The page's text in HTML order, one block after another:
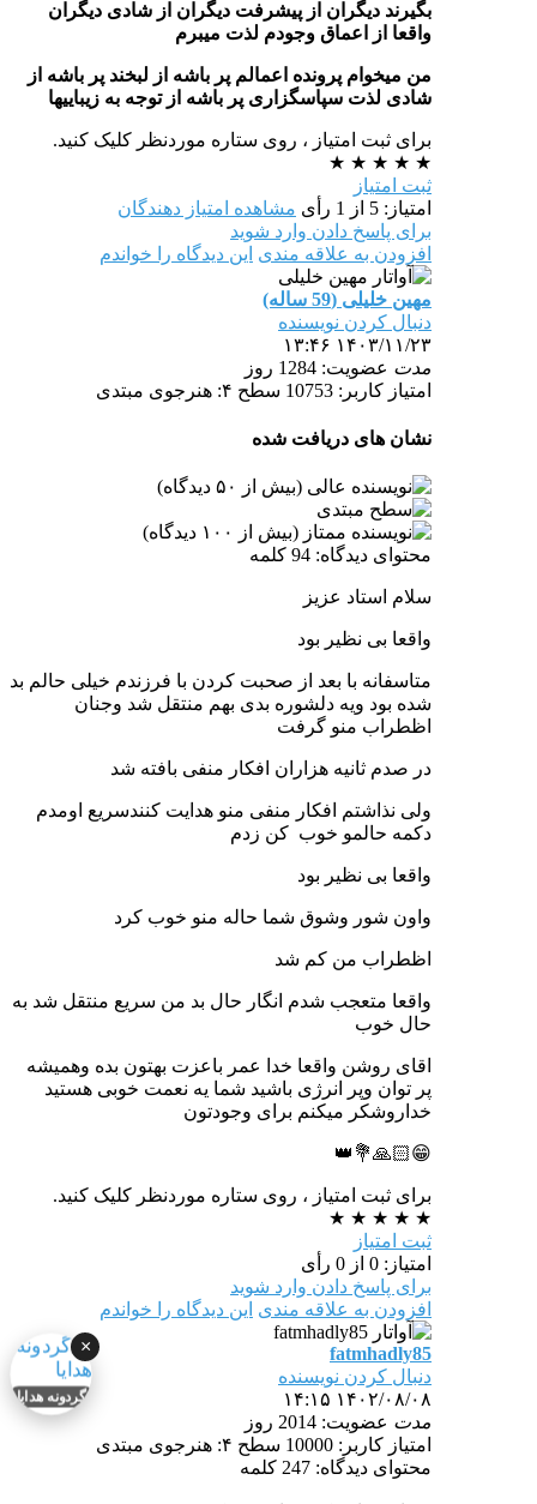
بگیرند دیگران از پیشرفت دیگران از شادی دیگران
واقعا از اعماق وجودم لذت میبرم
من میخوام پرونده اعمالم پر باشه از لبخند پر باشه از
شادی لذت سپاسگزاری پر باشه از توجه به زیباییها
برای ثبت امتیاز ، روی ستاره موردنظر کلیک کنید.
★
★
★
★
★
ثبت امتیاز
امتیاز: 5 از 1 رأی
مشاهده امتیاز دهندگان
برای پاسخ دادن وارد شوید
افزودن به علاقه مندی این دیدگاه را خواندم
مهين خليلى (59 ساله)
دنبال کردن نویسنده
۱۴۰۳/۱۱/۲۳ ۱۳:۴۶
مدت عضویت: 1284 روز
امتیاز کاربر: 10753
سطح ۴: هنرجوی مبتدی
نشان های دریافت شده
محتوای دیدگاه: 94 کلمه
سلام استاد عزیز
واقعا بی نظیر بود
متاسفانه با بعد از صحبت کردن با فرزندم خیلی حالم بد
شده بود ویه دلشوره بدی بهم منتقل شد وجنان
اظطراب منو گرفت
در صدم ثانیه هزاران افکار منفی بافته شد
ولی نذاشتم افکار منفی منو هدایت کنندسریع اومدم
دکمه حالمو خوب کن زدم
واقعا بی نظیر بود
واون شور وشوق شما حاله منو خوب کرد
اظطراب من کم شد
واقعا متعجب شدم انگار حال بد من سریع منتقل شد به
حال خوب
اقای روشن واقعا خدا عمر باعزت بهتون بده وهمیشه
پر توان وپر انرژی باشید شما یه نعمت خوبی هستید
خداروشکر میکنم برای وجودتون
😁🙏🏻💐👑
برای ثبت امتیاز ، روی ستاره موردنظر کلیک کنید.
★
★
★
★
★
ثبت امتیاز
امتیاز: 0 از 0 رأی
برای پاسخ دادن وارد شوید
افزودن به علاقه مندی این دیدگاه را خواندم
fatmhadly85
دنبال کردن نویسنده
۱۴۰۲/۰۸/۰۸ ۱۴:۱۵
مدت عضویت: 2014 روز
امتیاز کاربر: 10000
سطح ۴: هنرجوی مبتدی
محتوای دیدگاه: 247 کلمه
×
گردونه هدایا